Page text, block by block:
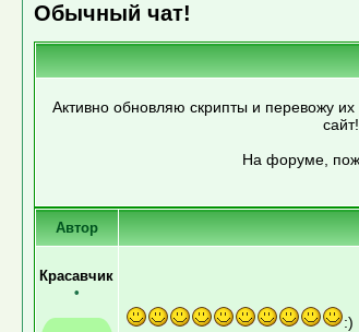
Обычный чат!
Активно обновляю скрипты и перевожу их
На форуме,
Автор
Красавчик
•
:)